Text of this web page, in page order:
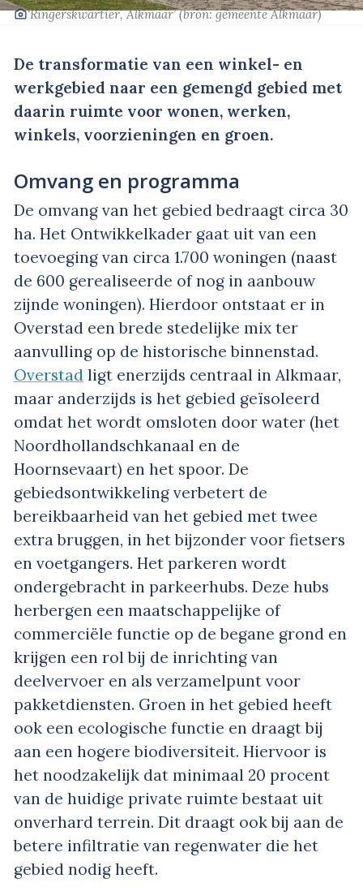
‘Ringerskwartier, Alkmaar’(bron: gemeente Alkmaar)
De transformatie van een winkel- en
werkgebied naar een gemengd gebied met
daarin ruimte voor wonen, werken,
winkels, voorzieningen en groen.
Omvang en programma
De omvang van het gebied bedraagt circa 30
ha. Het Ontwikkelkader gaat uit van een
toevoeging van circa 1.700 woningen (naast
de 600 gerealiseerde of nog in aanbouw
zijnde woningen). Hierdoor ontstaat er in
Overstad een brede stedelijke mix ter
aanvulling op de historische binnenstad.
Overstad ligt enerzijds centraal in Alkmaar,
maar anderzijds is het gebied geïsoleerd
omdat het wordt omsloten door water (het
Noordhollandschkanaal en de
Hoornsevaart) en het spoor. De
gebiedsontwikkeling verbetert de
bereikbaarheid van het gebied met twee
extra bruggen, in het bijzonder voor fietsers
en voetgangers. Het parkeren wordt
ondergebracht in parkeerhubs. Deze hubs
herbergen een maatschappelijke of
commerciële functie op de begane grond en
krijgen een rol bij de inrichting van
deelvervoer en als verzamelpunt voor
pakketdiensten. Groen in het gebied heeft
ook een ecologische functie en draagt bij
aan een hogere biodiversiteit. Hiervoor is
het noodzakelijk dat minimaal 20 procent
van de huidige private ruimte bestaat uit
onverhard terrein. Dit draagt ook bij aan de
betere infiltratie van regenwater die het
gebied nodig heeft.